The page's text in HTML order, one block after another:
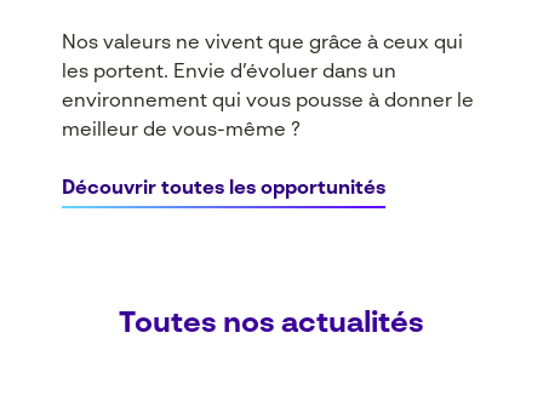
Nos valeurs ne vivent que grâce à ceux qui
les portent. Envie d’évoluer dans un
environnement qui vous pousse à donner le
meilleur de vous-même ?
Découvrir toutes les opportunités
Toutes nos actualités